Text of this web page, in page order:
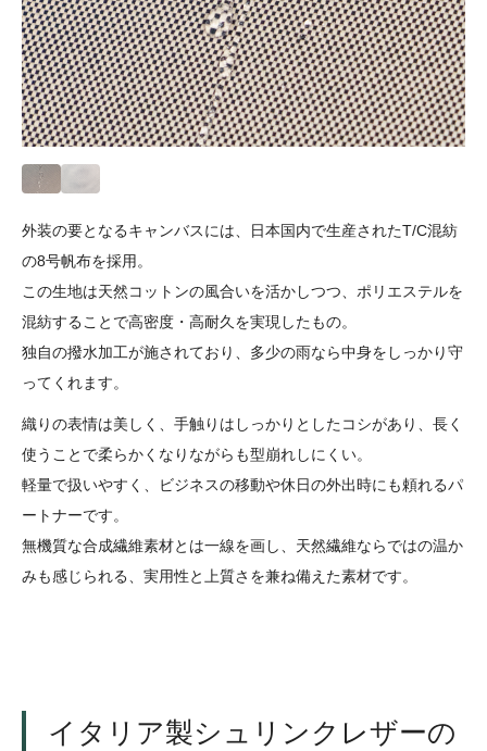
外装の要となるキャンバスには、日本国内で生産されたT/C混紡
の8号帆布を採用。
この生地は天然コットンの風合いを活かしつつ、ポリエステルを
混紡することで高密度・高耐久を実現したもの。
独自の撥水加工が施されており、多少の雨なら中身をしっかり守
ってくれます。
織りの表情は美しく、手触りはしっかりとしたコシがあり、長く
使うことで柔らかくなりながらも型崩れしにくい。
軽量で扱いやすく、ビジネスの移動や休日の外出時にも頼れるパ
ートナーです。
無機質な合成繊維素材とは一線を画し、天然繊維ならではの温か
みも感じられる、実用性と上質さを兼ね備えた素材です。
イタリア製シュリンクレザーの